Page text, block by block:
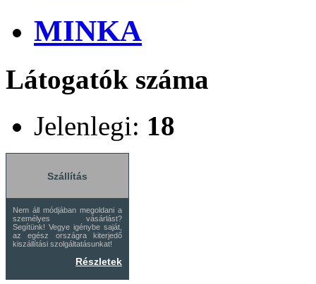
MINKA
Látogatók száma
Jelenlegi: 18
Szállítás
Nem áll módjában megoldani a
személyes vásárlást?
Segítünk! Vegye igénybe saját,
az egész országra kiterjedő
kiszállítási szolgáltatásunkat!
Részletek